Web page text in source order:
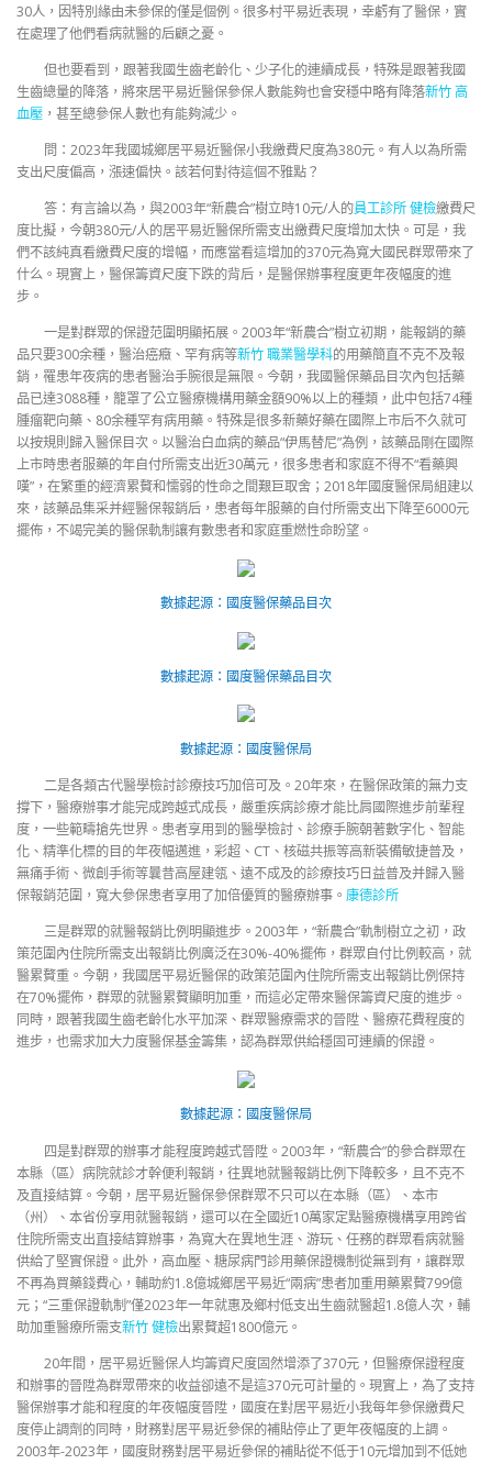
30人，因特別緣由未參保的僅是個例。很多村平易近表現，幸虧有了醫保，實
在處理了他們看病就醫的后顧之憂。
但也要看到，跟著我國生齒老齡化、少子化的連續成長，特殊是跟著我國
生齒總量的降落，將來居平易近醫保參保人數能夠也會安穩中略有降落新竹 高
血壓 ，甚至總參保人數也有能夠減少。
問：2023年我國城鄉居平易近醫保小我繳費尺度為380元。有人以為所需
支出尺度偏高，漲速偏快。該若何對待這個不雅點？
答：有言論以為，與2003年“新農合”樹立時10元/人的員工診所 健檢繳費尺
度比擬，今朝380元/人的居平易近醫保所需支出繳費尺度增加太快。可是，我
們不該純真看繳費尺度的增幅，而應當看這增加的370元為寬大國民群眾帶來了
什么。現實上，醫保籌資尺度下跌的背后，是醫保辦事程度更年夜幅度的進
步。
一是對群眾的保證范圍明顯拓展。2003年“新農合”樹立初期，能報銷的藥
品只要300余種，醫治癌癥、罕有病等新竹 職業醫學科的用藥簡直不克不及報
銷，罹患年夜病的患者醫治手腕很是無限。今朝，我國醫保藥品目次內包括藥
品已達3088種，籠罩了公立醫療機構用藥金額90%以上的種類，此中包括74種
腫瘤靶向藥、80余種罕有病用藥。特殊是很多新藥好藥在國際上市后不久就可
以按規則歸入醫保目次。以醫治白血病的藥品“伊馬替尼”為例，該藥品剛在國際
上市時患者服藥的年自付所需支出近30萬元，很多患者和家庭不得不“看藥興
嘆”，在繁重的經濟累贅和懦弱的性命之間艱巨取舍；2018年國度醫保局組建以
來，該藥品集采并經醫保報銷后，患者每年服藥的自付所需支出下降至6000元
擺佈，不竭完美的醫保軌制讓有數患者和家庭重燃性命盼望。
數據起源：國度醫保藥品目次
數據起源：國度醫保藥品目次
數據起源：國度醫保局
二是各類古代醫學檢討診療技巧加倍可及。20年來，在醫保政策的無力支
撐下，醫療辦事才能完成跨越式成長，嚴重疾病診療才能比肩國際進步前輩程
度，一些範疇搶先世界。患者享用到的醫學檢討、診療手腕朝著數字化、智能
化、精準化標的目的年夜幅邁進，彩超、CT、核磁共振等高新裝備敏捷普及，
無痛手術、微創手術等曩昔高屋建瓴、遠不成及的診療技巧日益普及并歸入醫
保報銷范圍，寬大參保患者享用了加倍優質的醫療辦事。 康德診所
三是群眾的就醫報銷比例明顯進步。2003年，“新農合”軌制樹立之初，政
策范圍內住院所需支出報銷比例廣泛在30%-40%擺佈，群眾自付比例較高，就
醫累贅重。今朝，我國居平易近醫保的政策范圍內住院所需支出報銷比例保持
在70%擺佈，群眾的就醫累贅顯明加重，而這必定帶來醫保籌資尺度的進步。
同時，跟著我國生齒老齡化水平加深、群眾醫療需求的晉陞、醫療花費程度的
進步，也需求加大力度醫保基金籌集，認為群眾供給穩固可連續的保證。
數據起源：國度醫保局
四是對群眾的辦事才能程度跨越式晉陞。2003年，“新農合”的參合群眾在
本縣（區）病院就診才幹便利報銷，往異地就醫報銷比例下降較多，且不克不
及直接結算。今朝，居平易近醫保參保群眾不只可以在本縣（區）、本市
（州）、本省份享用就醫報銷，還可以在全國近10萬家定點醫療機構享用跨省
住院所需支出直接結算辦事，為寬大在異地生涯、游玩、任務的群眾看病就醫
供給了堅實保證。此外，高血壓、糖尿病門診用藥保證機制從無到有，讓群眾
不再為買藥錢費心，輔助約1.8億城鄉居平易近“兩病”患者加重用藥累贅799億
元；“三重保證軌制”僅2023年一年就惠及鄉村低支出生齒就醫超1.8億人次，輔
助加重醫療所需支新竹 健檢出累贅超1800億元。
20年間，居平易近醫保人均籌資尺度固然增添了370元，但醫療保證程度
和辦事的晉陞為群眾帶來的收益卻遠不是這370元可計量的。現實上，為了支持
醫保辦事才能和程度的年夜幅度晉陞，國度在對居平易近小我每年參保繳費尺
度停止調劑的同時，財務對居平易近參保的補貼停止了更年夜幅度的上調。
2003年-2023年，國度財務對居平易近參保的補貼從不低于10元增加到不低她